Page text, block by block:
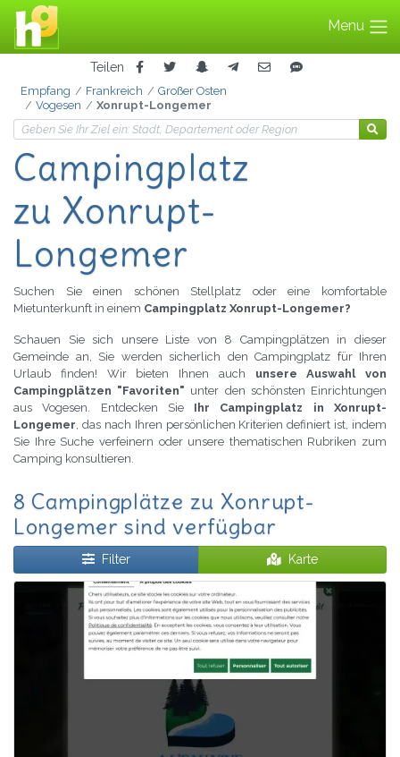
Menu
Teilen
Empfang Frankreich
Großer Osten
Vogesen
Xonrupt-Longemer
Campingplatz
zu Xonrupt-
Longemer
Suchen Sie einen schönen Stellplatz oder eine komfortable
Mietunterkunft in einem Campingplatz Xonrupt-Longemer?
Schauen Sie sich unsere Liste von 8 Campingplätzen in dieser
Gemeinde an, Sie werden sicherlich den Campingplatz für Ihren
Urlaub finden! Wir bieten Ihnen auch unsere Auswahl von
Campingplätzen "Favoriten" unter den schönsten Einrichtungen
aus Vogesen. Entdecken Sie Ihr Campingplatz in Xonrupt-
Longemer, das nach Ihren persönlichen Kriterien definiert ist, indem
Sie Ihre Suche verfeinern oder unsere thematischen Rubriken zum
Camping konsultieren.
8 Campingplätze zu Xonrupt-
Longemer sind verfügbar
Filter Karte